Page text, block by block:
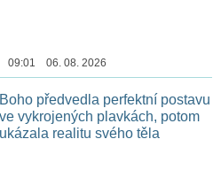
09:01 06. 08. 2026
Boho předvedla perfektní postavu
ve vykrojených plavkách, potom
ukázala realitu svého těla